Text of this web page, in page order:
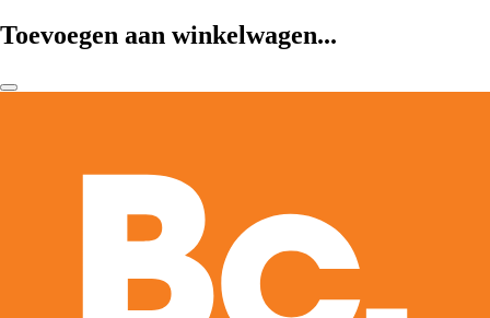
Toevoegen aan winkelwagen...